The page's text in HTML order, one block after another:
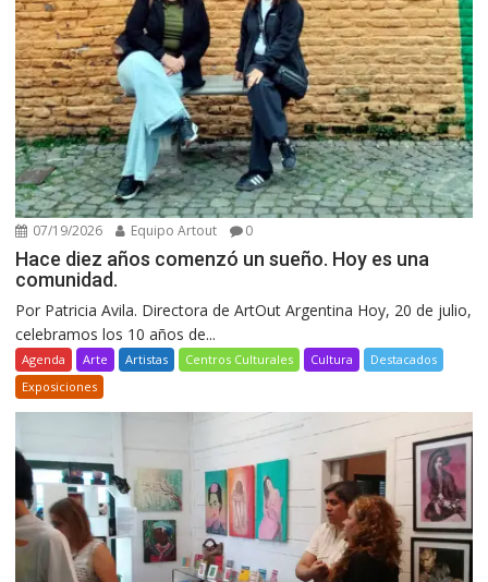
07/19/2026 Equipo Artout 0
Hace diez años comenzó un sueño. Hoy es una
comunidad.
Por Patricia Avila. Directora de ArtOut Argentina Hoy, 20 de julio,
celebramos los 10 años de...
Agenda Arte Artistas Centros Culturales Cultura
Destacados
Exposiciones